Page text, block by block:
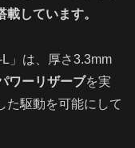
しています。
」は、厚さ3.3mm
ワーリザーブを実
た駆動を可能にして